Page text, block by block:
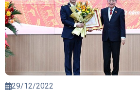
29/12/2022